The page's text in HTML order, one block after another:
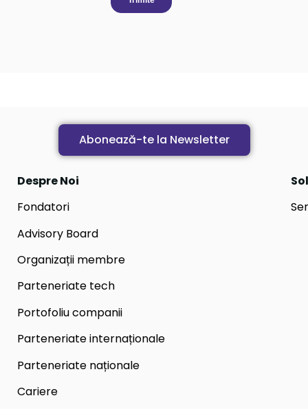
Abonează-te la Newsletter
Despre Noi
Fondatori
Advisory Board
Organizații membre
Parteneriate tech
Portofoliu companii
Parteneriate internaționale
Parteneriate naționale
Cariere